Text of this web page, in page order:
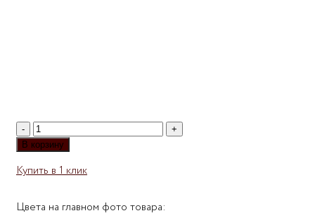
Количество
товара
шкаф
Мебелайн-3
В корзину
Купить в 1 клик
Цвета на главном фото товара: